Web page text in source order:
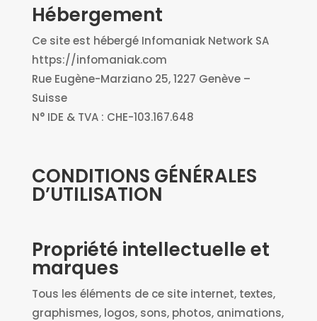
Hébergement
Ce site est hébergé Infomaniak Network SA
https://infomaniak.com
Rue Eugène-Marziano 25, 1227 Genève –
Suisse
N° IDE & TVA : CHE-103.167.648
CONDITIONS GÉNÉRALES
D’UTILISATION
Propriété intellectuelle et
marques
Tous les éléments de ce site internet, textes,
graphismes, logos, sons, photos, animations,